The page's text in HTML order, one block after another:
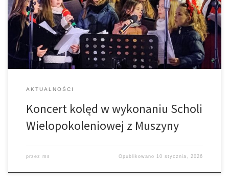
m.in. wychowankowie naszego Ks. Proboszcza z czasów, kiedy
pełnił funkcję katechety w tamtejszym kościele. Dziękujemy za
wspaniały występ.
AKTUALNOŚCI
Koncert kolęd w wykonaniu Scholi
Wielopokoleniowej z Muszyny
przez ms Opublikowano 10 stycznia, 2026